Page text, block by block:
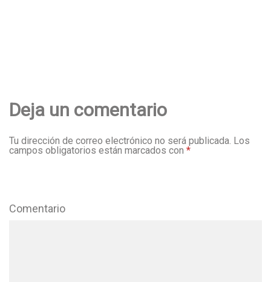
Deja un comentario
Tu dirección de correo electrónico no será publicada. Los
campos obligatorios están marcados con *
Comentario